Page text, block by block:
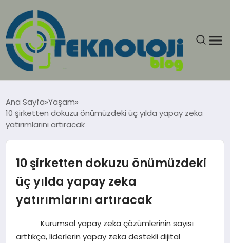
GÜNCEL
EKONOMI
GENEL
GÜNDEM
Ana Sayfa Yaşam
10 şirketten dokuzu önümüzdeki üç yılda yapay zeka
yatırımlarını artıracak
10 şirketten dokuzu önümüzdeki
üç yılda yapay zeka
yatırımlarını artıracak
Kurumsal yapay zeka çözümlerinin sayısı
arttıkça, liderlerin yapay zeka destekli dijital